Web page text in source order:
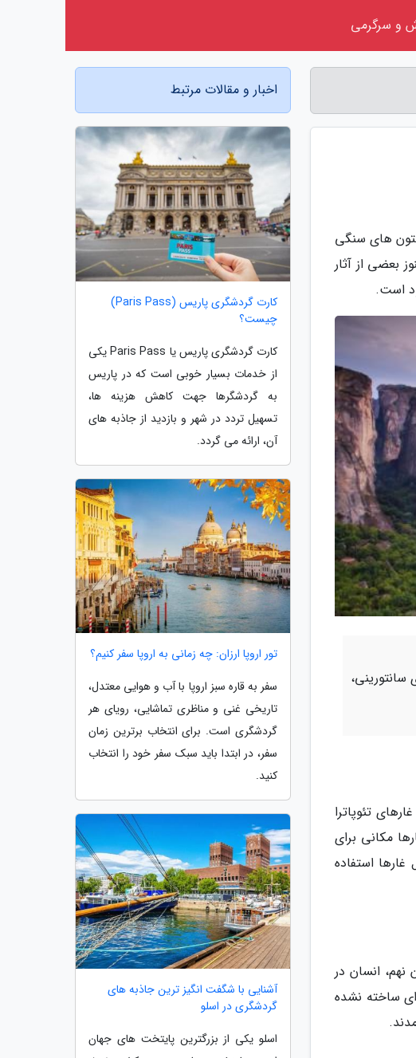
های سنگی
بعضی از آثار
است.
تئوپاترا
مکانی برای
استفاده
انسان در
ای ساخته نشده
اخبار و مقالات مرتبط
کارت گردشگری پاریس (Paris Pass)
چیست؟
کارت گردشگری پاریس یا Paris Pass یکی
از خدمات بسیار خوبی است که در پاریس
به گردشگرها جهت کاهش هزینه ها،
تسهیل تردد در شهر و بازدید از جاذبه های
آن، ارائه می گردد.
تور اروپا ارزان: چه زمانی به اروپا سفر کنیم؟
سفر به قاره سبز اروپا با آب و هوایی معتدل،
تاریخی غنی و مناظری تماشایی، رویای هر
گردشگری است. برای انتخاب برترین زمان
سفر، در ابتدا باید سبک سفر خود را انتخاب
کنید.
آشنایی با شگفت انگیز ترین جاذبه های
گردشگری در اسلو
اسلو یکی از بزرگترین پایتخت های جهان
و سرگرمی